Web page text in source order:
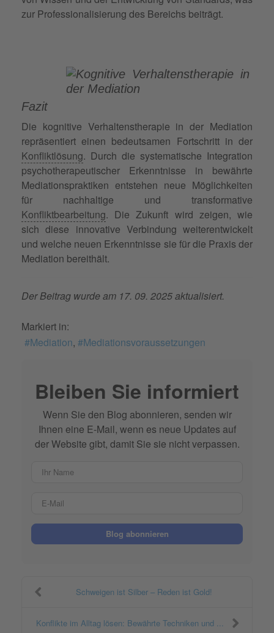
zur Professionalisierung des Bereichs beiträgt.
Fazit
Die kognitive Verhaltenstherapie in der Mediation
repräsentiert einen bedeutsamen Fortschritt in der
Konfliktlösung. Durch die systematische Integration
psychotherapeutischer Erkenntnisse in bewährte
Mediationspraktiken entstehen neue Möglichkeiten
für nachhaltige und transformative
Konfliktbearbeitung. Die Zukunft wird zeigen, wie
sich diese innovative Verbindung weiterentwickelt
und welche neuen Erkenntnisse sie für die Praxis der
Mediation bereithält.
Der Beitrag wurde am 17. 09. 2025 aktualisiert.
Markiert in:
Mediation
Mediationsvoraussetzungen
Bleiben Sie informiert
Wenn Sie den Blog abonnieren, senden wir
Ihnen eine E-Mail, wenn es neue Updates auf
der Website gibt, damit Sie sie nicht verpassen.
Blog abonnieren
Schweigen ist Silber – Reden ist Gold!
Konflikte im Alltag lösen: Bewährte Techniken und ...